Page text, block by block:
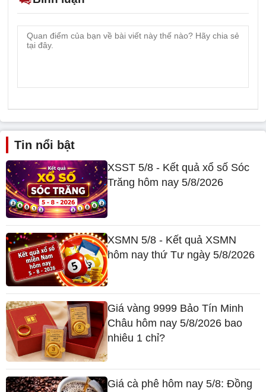
Tin nổi bật
XSST 5/8 - Kết quả xổ số Sóc
Trăng hôm nay 5/8/2026
XSMN 5/8 - Kết quả XSMN
hôm nay thứ Tư ngày 5/8/2026
Giá vàng 9999 Bảo Tín Minh
Châu hôm nay 5/8/2026 bao
nhiêu 1 chỉ?
Giá cà phê hôm nay 5/8: Đồng